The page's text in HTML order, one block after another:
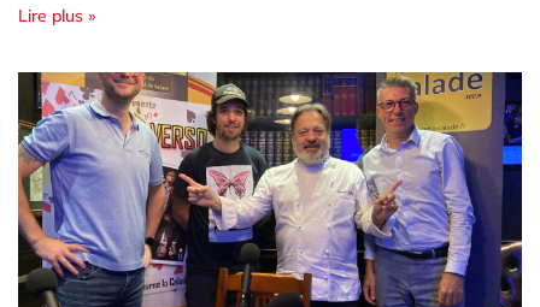
Lire plus »